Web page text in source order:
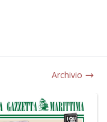
Archivio